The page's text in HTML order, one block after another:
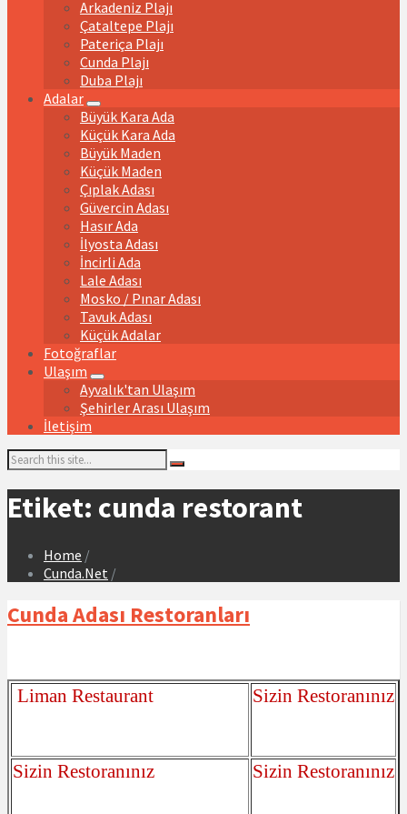
Arkadeniz Plajı
Çataltepe Plajı
Pateriça Plajı
Cunda Plajı
Duba Plajı
Adalar
Büyük Kara Ada
Küçük Kara Ada
Büyük Maden
Küçük Maden
Çıplak Adası
Güvercin Adası
Hasır Ada
İlyosta Adası
İncirli Ada
Lale Adası
Mosko / Pınar Adası
Tavuk Adası
Küçük Adalar
Fotoğraflar
Ulaşım
Ayvalık'tan Ulaşım
Şehirler Arası Ulaşım
İletişim
Search:
Etiket: cunda restorant
Home /
Cunda.Net /
Cunda Adası Restoranları
Liman Restaurant Sizin Restoranınız
Sizin Restoranınız Sizin Restoranınız